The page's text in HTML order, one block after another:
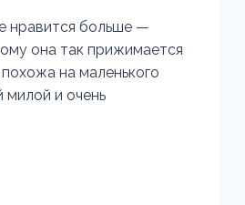
нравится больше —
она так прижимается
на маленького
милой и очень